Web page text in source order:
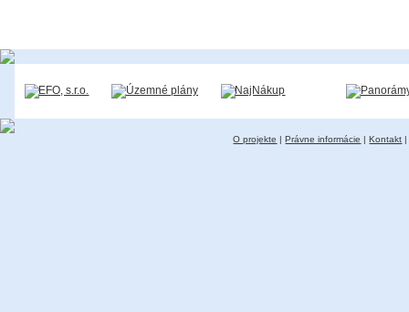
O projekte |Právne informácie |Kontakt